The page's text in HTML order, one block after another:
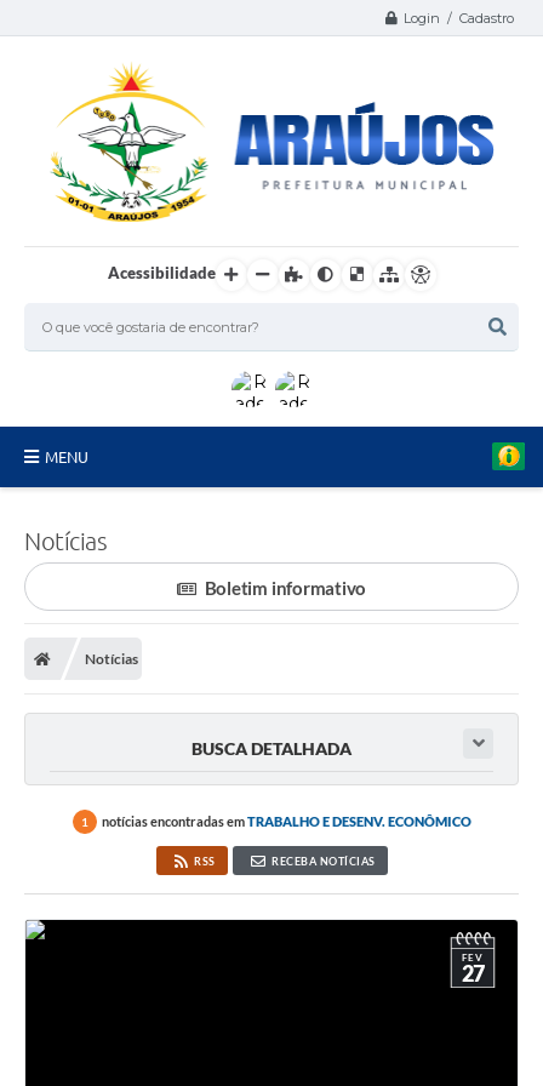
Login / Cadastro
Acessibilidade
MENU
Lei Aldir Blanc 2026
COMPRA DIRETA
Patrimônio Cultural
Legislação
Notícias
Boletim informativo
Notícias
BUSCA DETALHADA
1 notícias encontradas emTRABALHO E DESENV. ECONÔMICO
RSS RECEBA NOTÍCIAS
FEV
27